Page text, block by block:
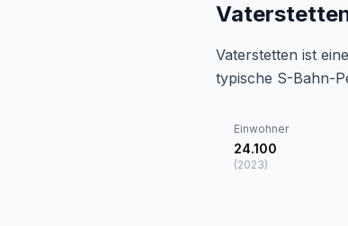
Vaterstetten ist
typische S-Bahn-
Einwohner
24.100
(2023)